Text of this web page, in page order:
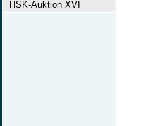
HSK-Auktion XVI